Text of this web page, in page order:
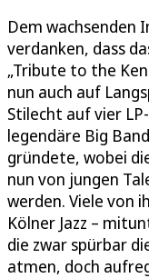
Dem wachsenden
verdanken, dass
„Tribute to the
nun auch auf
Stilecht auf vier
legendäre Big
gründete, wobei
nun von jungen
werden. Viele von
Kölner Jazz –
die zwar spürbar
atmen, doch